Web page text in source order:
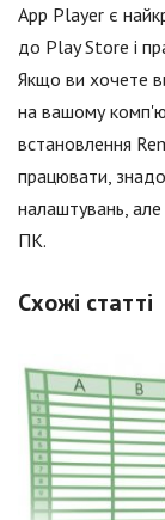
App Player є
до Play Store і
Якщо ви хочете
на вашому
встановлення
працювати,
налаштувань,
ПК.
Схожі статті